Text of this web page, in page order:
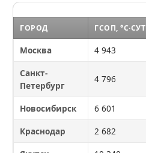
ГОРОД ГСОП, °C·СУТ
Москва 4 943
Санкт-
Петербург
4 796
Новосибирск 6 601
Краснодар
2 682